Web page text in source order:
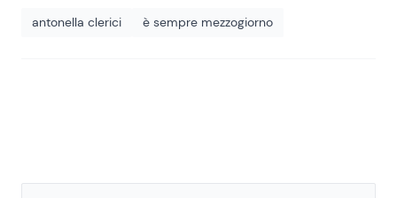
antonella clerici è sempre mezzogiorno